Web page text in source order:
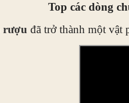
Top các dòng
rượu đã trở thành một vật